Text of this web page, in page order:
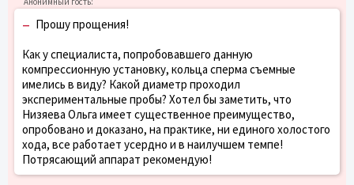
– Прошу прощения!
Как у специалиста, попробовавшего данную
компрессионную установку, кольца сперма съемные
имелись в виду? Какой диаметр проходил
экспериментальные пробы? Хотел бы заметить, что
Низяева Ольга имеет существенное преимущество,
опробовано и доказано, на практике, ни единого холостого
хода, все работает усердно и в наилучшем темпе!
Потрясающий аппарат рекомендую!